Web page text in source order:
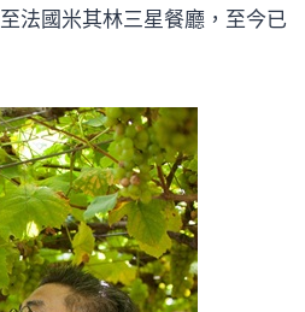
法國米其林三星餐廳，至今已